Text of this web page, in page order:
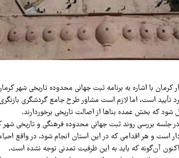
کرمان با اشاره به برنامه ثبت جهانی محدوده تاریخی شهر
مورد تأیید است، اما لازم است مشاور طرح جامع گردشگری
که بخش عمده بناها از اصالت تاریخی برخوردارند.
شنبه ۲۶ اردیبهشت‌ در جلسه بررسی روند ثبت جهانی محدوده فرهنگی و تاریخی
است و هر اقدامی که در این استان انجام شود، در واقع
آن‌گونه که باید به این ظرفیت تمدنی توجه نشده است.